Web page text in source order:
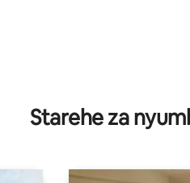
Starehe za